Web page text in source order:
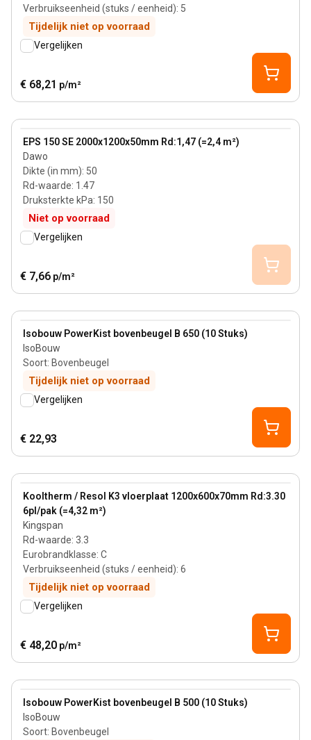
Verbruikseenheid (stuks / eenheid): 5
Tijdelijk niet op voorraad
Vergelijken
€ 68,21 p/m²
EPS 150 SE 2000x1200x50mm Rd:1,47 (=2,4 m²)
Dawo
Dikte (in mm): 50
Rd-waarde: 1.47
Druksterkte kPa: 150
Niet op voorraad
View product
Vergelijken
€ 7,66 p/m²
Isobouw PowerKist bovenbeugel B 650 (10 Stuks)
IsoBouw
Soort: Bovenbeugel
Tijdelijk niet op voorraad
View product
Vergelijken
€ 22,93
Kooltherm / Resol K3 vloerplaat 1200x600x70mm Rd:3.30
6pl/pak (=4,32 m²)
Kingspan
Rd-waarde: 3.3
Eurobrandklasse: C
Verbruikseenheid (stuks / eenheid): 6
Tijdelijk niet op voorraad
View product
Vergelijken
€ 48,20 p/m²
Isobouw PowerKist bovenbeugel B 500 (10 Stuks)
IsoBouw
Soort: Bovenbeugel
View product